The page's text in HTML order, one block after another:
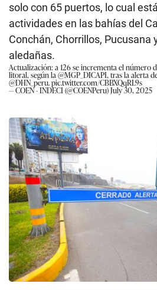
solo con 65 puertos, lo cual
actividades en las bahías del
Conchán, Chorrillos, Pucusana
aledañas.
Actualización: a 126 se incrementa el número
litoral, según la @MGP_DICAPI, tras la alerta
@DHN_peru.pic.twitter.com/CBBXQqRL9s
— COEN - INDECI (@COENPeru)July 30, 2025